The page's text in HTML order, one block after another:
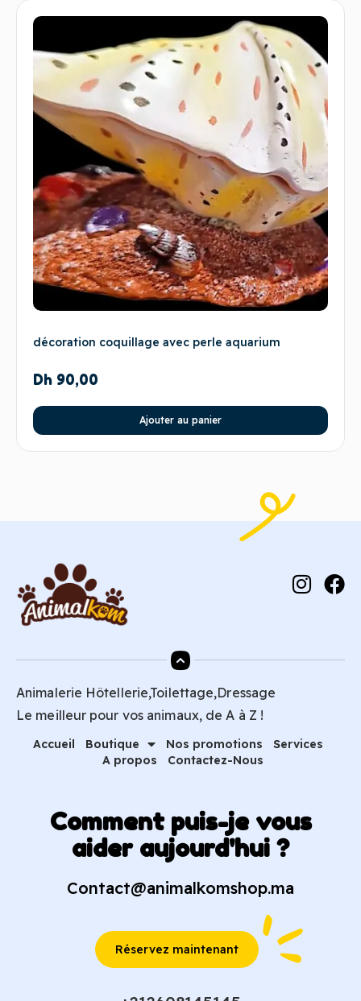
décoration coquillage avec perle aquarium
Dh 90,00
Ajouter au panier
Animalerie Hôtellerie,Toilettage,Dressage
Le meilleur pour vos animaux, de A à Z !
Accueil Boutique Nos promotions
Services
A propos
Contactez-Nous
Comment puis-je vous
aider aujourd'hui ?
Contact@animalkomshop.ma
Réservez maintenant